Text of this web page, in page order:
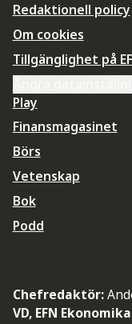
Redaktionell policy
Om cookies
Tillgänglighet på
Play
Finansmagasinet
Börs
Vetenskap
Bok
Podd
Chefredaktör:
VD, EFN